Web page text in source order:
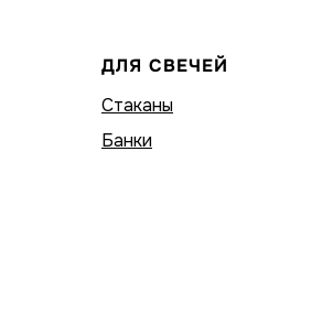
ДЛЯ СВЕЧЕЙ
Стаканы
Банки